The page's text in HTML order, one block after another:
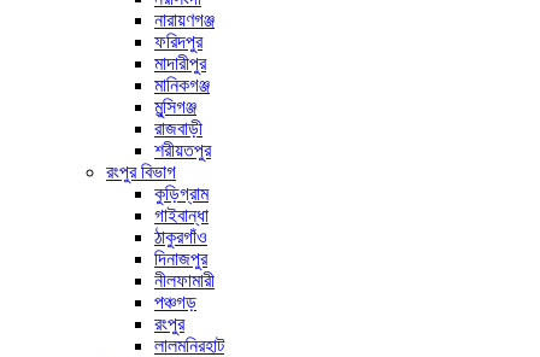
নারায়ণগঞ্জ
ফরিদপুর
মাদারীপুর
মানিকগঞ্জ
মুন্সিগঞ্জ
রাজবাড়ী
শরীয়তপুর
রংপুর বিভাগ
কুড়িগ্রাম
গাইবান্ধা
ঠাকুরগাঁও
দিনাজপুর
নীলফামারী
পঞ্চগড়
রংপুর
লালমনিরহাট